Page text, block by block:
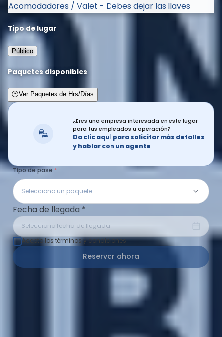
Acomodadores / Valet - Debes dejar las llaves
Tipo de lugar
Público
Paquetes disponibles
🕑Ver Paquetes de Hrs/Días
¿Eres una empresa interesada en este lugar
para tus empleados u operación?
Da clic aquí para solicitar más detalles
y hablar con un agente
Tipo de pase
Selecciona un paquete
Fecha de llegada *
Selecciona fecha de llegada
Acepto los términos y condiciones
Reservar ahora